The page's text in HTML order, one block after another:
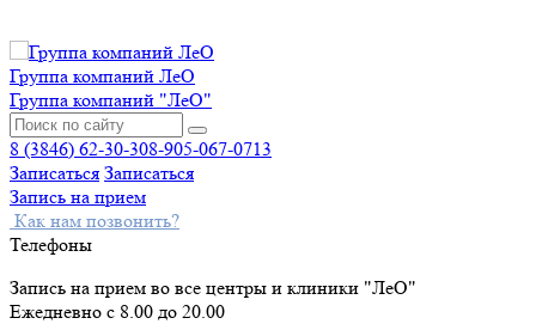
Группа компаний ЛеО
Группа компаний "ЛеО"
8 (3846) 62-30-308-905-067-0713
Записаться Записаться
Запись на прием
Как нам позвонить?
Телефоны
Запись на прием во все центры и клиники "ЛеО"
Ежедневно с 8.00 до 20.00